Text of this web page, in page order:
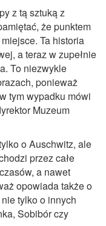
z tą sztuką z
że punktem
Ta historia
a teraz w zupełnie
To niezwykle
ponieważ
tym wypadku mówi
Muzeum
o Auschwitz, ale
przez całe
a nawet
opowiada także o
tylko o innych
Sobibór czy